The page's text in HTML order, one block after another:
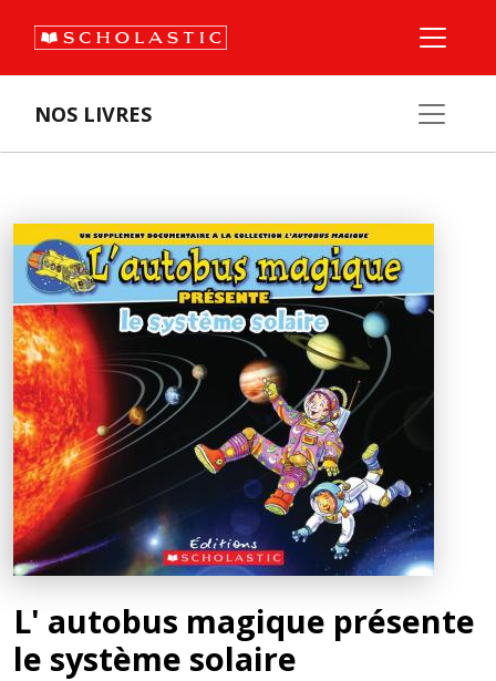
NOS LIVRES
L' autobus magique présente
le système solaire